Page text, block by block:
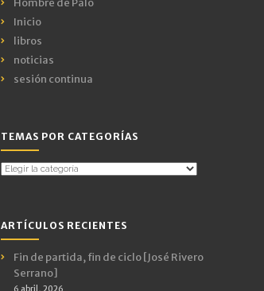
Hombre de Palo
Inicio
libros
noticias
sesión continua
TEMAS POR CATEGORÍAS
Temas
ARTÍCULOS RECIENTES
Fin de partida, fin de ciclo [José Rivero
Serrano]